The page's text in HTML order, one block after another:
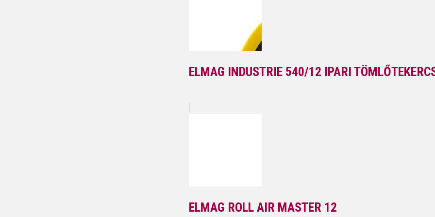
ELMAG INDUSTRIE 540/12 IPARI
ELMAG ROLL AIR MASTER 12